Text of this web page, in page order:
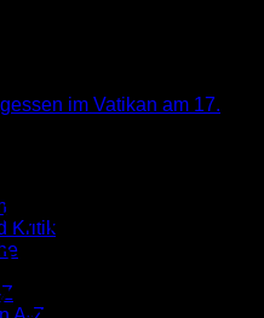
Kritik
Ein
Vatikan am
(SL 144)